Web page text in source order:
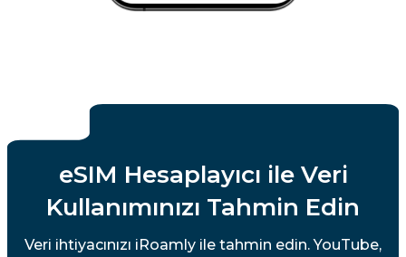
eSIM Hesaplayıcı ile Veri
Kullanımınızı Tahmin Edin
Veri ihtiyacınızı iRoamly ile tahmin edin. YouTube,